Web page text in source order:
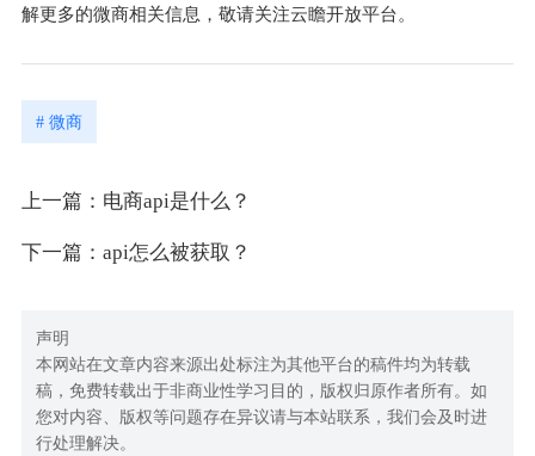
解更多的微商相关信息，敬请关注云瞻开放平台。
# 微商
上一篇：电商api是什么？
下一篇：api怎么被获取？
声明
本网站在文章内容来源出处标注为其他平台的稿件均为转载
稿，免费转载出于非商业性学习目的，版权归原作者所有。如
您对内容、版权等问题存在异议请与本站联系，我们会及时进
行处理解决。